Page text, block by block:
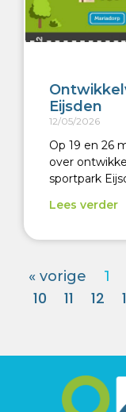
Eijsden
12/05/2026
Op 19 en 26
over
sportpark
Lees verder
« vorige 1
10
11 12